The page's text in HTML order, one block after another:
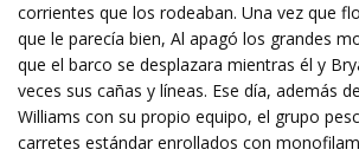
corrientes que los rodeaban. Una vez que
que le parecía bien, Al apagó los grandes
que el barco se desplazara mientras él y
veces sus cañas y líneas. Ese día, además
Williams con su propio equipo, el grupo
carretes estándar enrollados con